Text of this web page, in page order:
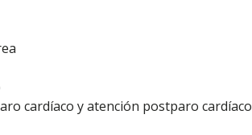
cardíaco y atención postparo cardíaco